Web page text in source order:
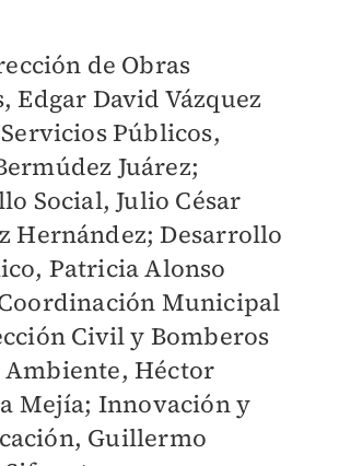
de Obras
Edgar David Vázquez
Públicos,
Juárez;
Social, Julio César
Hernández; Desarrollo
Patricia Alonso
Municipal
Civil y Bomberos
Héctor
Mejía; Innovación y
Guillermo